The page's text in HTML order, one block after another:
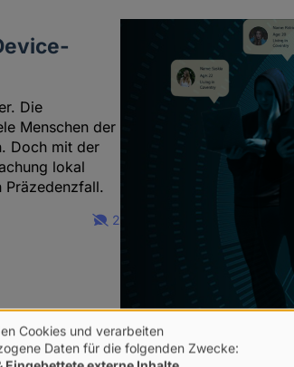
Die
Menschen der
Doch mit der
lokal
Präzedenzfall.
2
Cookies und verarbeiten
Daten für die folgenden Zwecke: